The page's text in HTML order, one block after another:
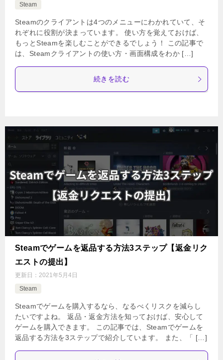
Steam
Steamのクライアントは4つのメニューにわかれていて、そ
れぞれに役割が決まっています。 使い方を覚えておけば、
もっとSteamを楽しむことができるでしょう！ この記事で
は、Steamクライアントの使い方・画面構成をわか […]
続きを読む
Steamでゲームを返品する方法3ステップ【返金リク
エストの提出】
更新日： 2021年5月4日
Steam
Steamでゲームを購入するなら、なるべくリスクを減らし
たいですよね。 返品・返金方法を知っておけば、安心して
ゲームを購入できます。 この記事では、Steamでゲームを
返品する方法を3ステップで紹介しています。 また、「 […]